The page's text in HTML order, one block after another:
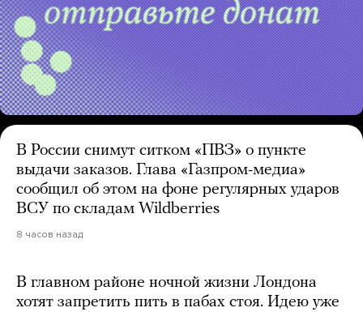
В России снимут ситком «ПВЗ» о пункте
выдачи заказов. Глава «Газпром-медиа»
сообщил об этом на фоне регулярных ударов
ВСУ по складам Wildberries
8 часов назад
В главном районе ночной жизни Лондона
хотят запретить пить в пабах стоя. Идею уже